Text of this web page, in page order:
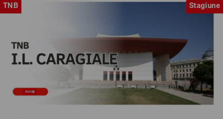
TNB Stagiune